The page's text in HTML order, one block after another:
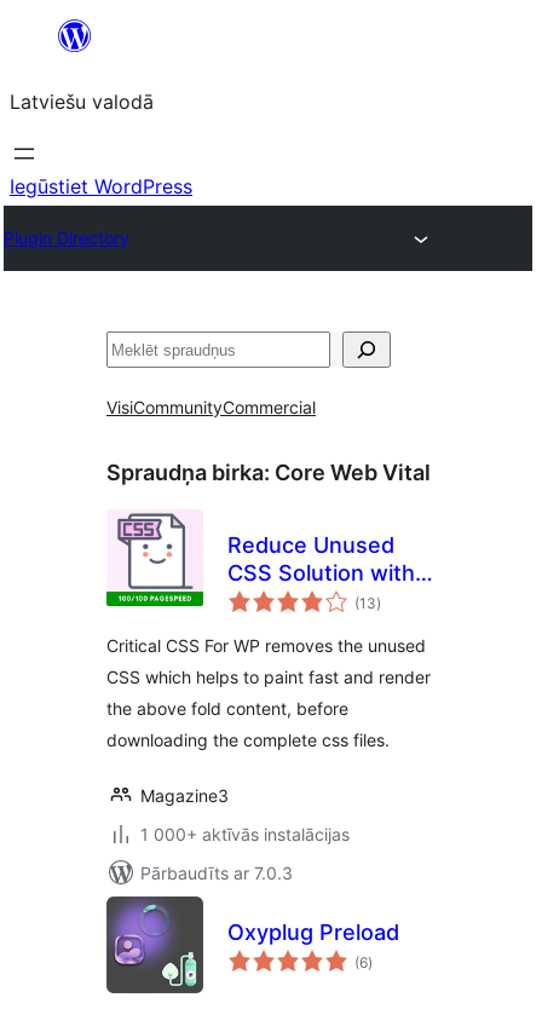
Pāriet
saturu
Latviešu valodā
Iegūstiet WordPress
Plugin Directory
Meklēt
VisiCommunityCommercial
Spraudņa birka: Core Web Vital
Reduce Unused
CSS Solution with
Critical CSS For WP
(13vērtējumu
kopsumma
)
Critical CSS For WP removes the unused
CSS which helps to paint fast and render
the above fold content, before
downloading the complete css files.
Magazine3
1 000+ aktīvās instalācijas
Pārbaudīts ar 7.0.3
Oxyplug Preload
(6vērtējumu
kopsumma
)